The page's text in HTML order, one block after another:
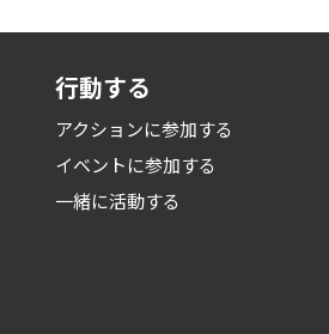
行動する
アクションに参加する
イベントに参加する
一緒に活動する